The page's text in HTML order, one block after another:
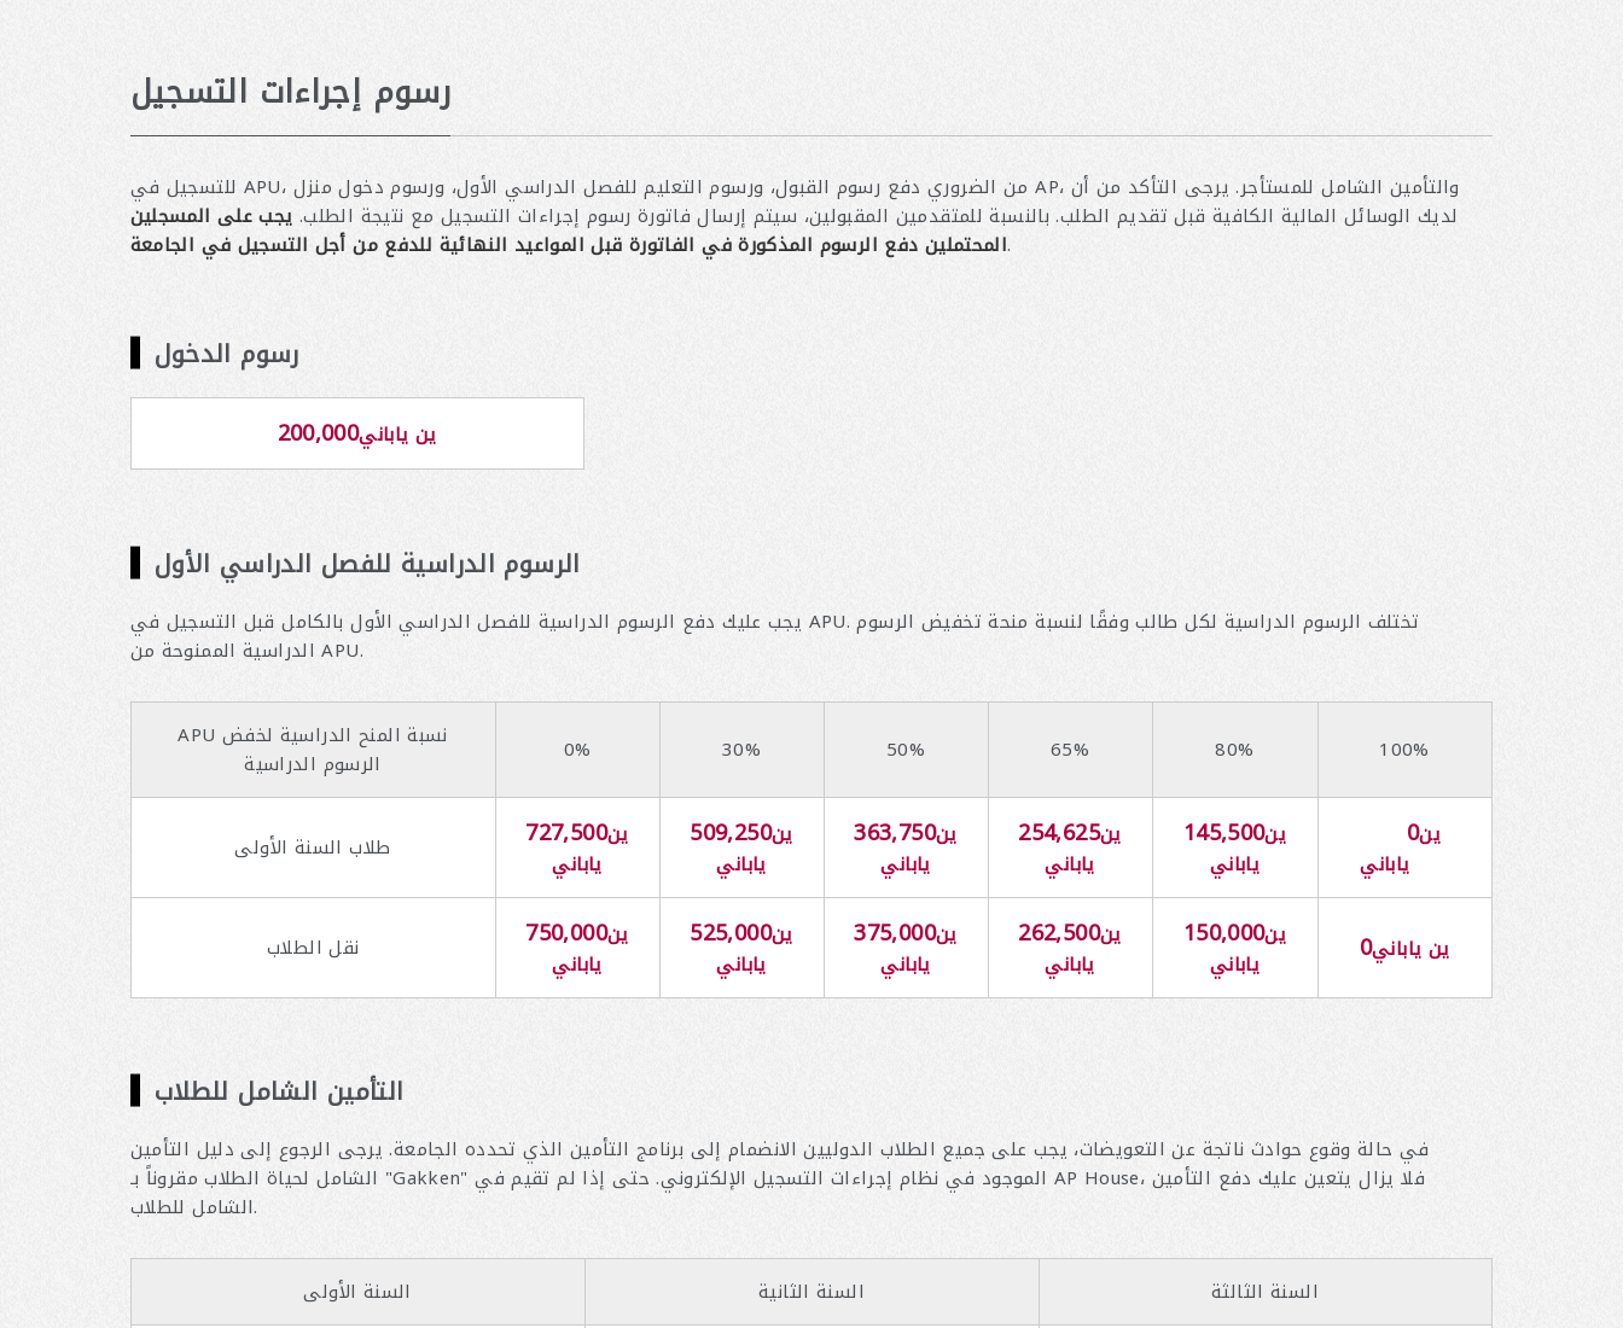
رسوم إجراءات التسجيل
للتسجيل في APU، من الضروري دفع رسوم القبول، ورسوم التعليم للفصل الدراسي الأول، ورسوم دخول منزل AP، والتأمين الشامل للمستأجر. يرجى التأكد من أن
لديك الوسائل المالية الكافية قبل تقديم الطلب. بالنسبة للمتقدمين المقبولين، سيتم إرسال فاتورة رسوم إجراءات التسجيل مع نتيجة الطلب. يجب على المسجلين
المحتملين دفع الرسوم المذكورة في الفاتورة قبل المواعيد النهائية للدفع من أجل التسجيل في الجامعة.
رسوم الدخول
200,000ين ياباني
الرسوم الدراسية للفصل الدراسي الأول
يجب عليك دفع الرسوم الدراسية للفصل الدراسي الأول بالكامل قبل التسجيل في APU. تختلف الرسوم الدراسية لكل طالب وفقًا لنسبة منحة تخفيض الرسوم
الدراسية الممنوحة من APU.
APU نسبة المنح الدراسية لخفض
الرسوم الدراسية
0% 30% 50% 65% 80% 100%
طلاب السنة الأولى 727,500ين
ياباني
509,250ين
ياباني
363,750ين
ياباني
254,625ين
ياباني
145,500ين
ياباني
0ين
ياباني
نقل الطلاب 750,000ين
ياباني
525,000ين
ياباني
375,000ين
ياباني
262,500ين
ياباني
150,000ين
ياباني
0ين ياباني
التأمين الشامل للطلاب
في حالة وقوع حوادث ناتجة عن التعويضات، يجب على جميع الطلاب الدوليين الانضمام إلى برنامج التأمين الذي تحدده الجامعة. يرجى الرجوع إلى دليل التأمين
الشامل لحياة الطلاب مقروناً بـ "Gakken" الموجود في نظام إجراءات التسجيل الإلكتروني. حتى إذا لم تقيم في AP House، فلا يزال يتعين عليك دفع التأمين
الشامل للطلاب.
السنة الأولى السنة الثانية السنة الثالثة